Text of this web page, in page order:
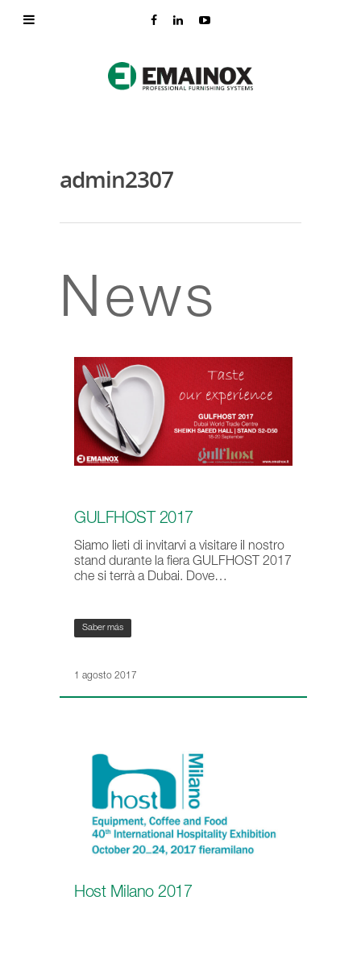
admin2307
News
GULFHOST 2017
Siamo lieti di invitarvi a visitare il nostro
stand durante la fiera GULFHOST 2017
che si terrà a Dubai. Dove…
Saber más
1 agosto 2017
Host Milano 2017